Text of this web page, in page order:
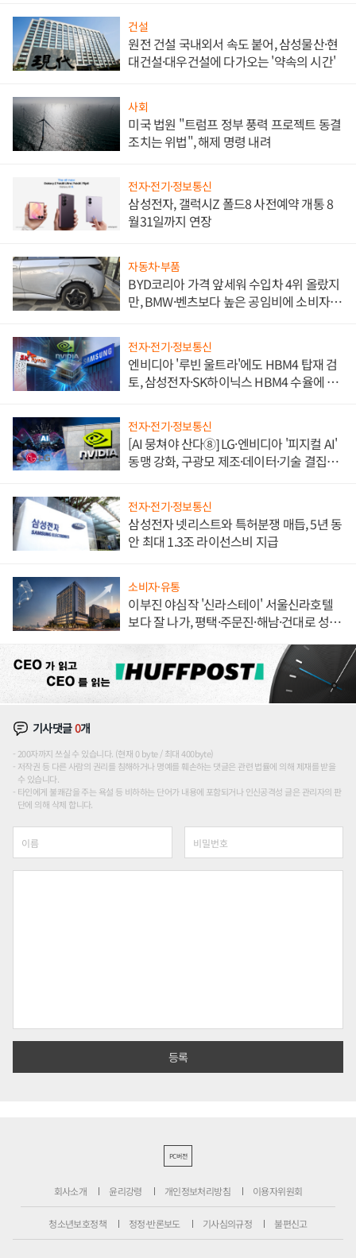
건설
원전 건설 국내외서 속도 붙어, 삼성물산·현
대건설·대우건설에 다가오는 '약속의 시간'
사회
미국 법원 "트럼프 정부 풍력 프로젝트 동결
조치는 위법", 해제 명령 내려
전자·전기·정보통신
삼성전자, 갤럭시Z 폴드8 사전예약 개통 8
월31일까지 연장
자동차·부품
BYD코리아 가격 앞세워 수입차 4위 올랐지
만, BMW·벤츠보다 높은 공임비에 소비자
전자·전기·정보통신
엔비디아 '루빈 울트라'에도 HBM4 탑재 검
토, 삼성전자·SK하이닉스 HBM4 수율에 주
전자·전기·정보통신
[AI 뭉쳐야 산다⑧] LG·엔비디아 '피지컬 AI'
동맹 강화, 구광모 제조·데이터·기술 결집
전자·전기·정보통신
삼성전자 넷리스트와 특허분쟁 매듭, 5년 동
안 최대 1.3조 라이선스비 지급
소비자·유통
이부진 야심작 '신라스테이' 서울신라호텔
보다 잘 나가, 평택·주문진·해남·건대로 성
기사댓글0개
200자까지 쓰실 수 있습니다. (현재 0 byte / 최대 400byte)
저작권 등 다른 사람의 권리를 침해하거나 명예를 훼손하는 댓글은 관련 법률에 의해 제재를 받을
수 있습니다.
타인에게 불쾌감을 주는 욕설 등 비하하는 단어가 내용에 포함되거나 인신공격성 글은 관리자의 판
단에 의해 삭제 합니다.
PC버전
회사소개 윤리강령 개인정보처리방침 이용자위원회
청소년보호정책 정정·반론보도 기사심의규정 불편신고